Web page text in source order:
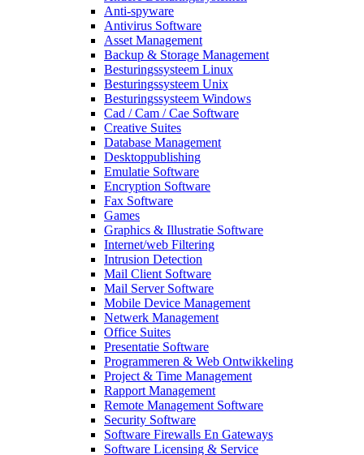
Anti-spyware
Antivirus Software
Asset Management
Backup & Storage Management
Besturingssysteem Linux
Besturingssysteem Unix
Besturingssysteem Windows
Cad / Cam / Cae Software
Creative Suites
Database Management
Desktoppublishing
Emulatie Software
Encryption Software
Fax Software
Games
Graphics & Illustratie Software
Internet/web Filtering
Intrusion Detection
Mail Client Software
Mail Server Software
Mobile Device Management
Netwerk Management
Office Suites
Presentatie Software
Programmeren & Web Ontwikkeling
Project & Time Management
Rapport Management
Remote Management Software
Security Software
Software Firewalls En Gateways
Software Licensing & Service